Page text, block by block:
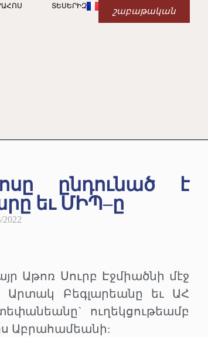
ՏԵՍԵՐԻԶ
շաբաթական
ընդունած է
եւ ՄԻՊ–ը
2022
Աթոռ Սուրբ Էջմիածնի մէջ
Բեգլարեանը եւ ԱՀ
ուղեկցութեամբ
Աբրահամեանի: